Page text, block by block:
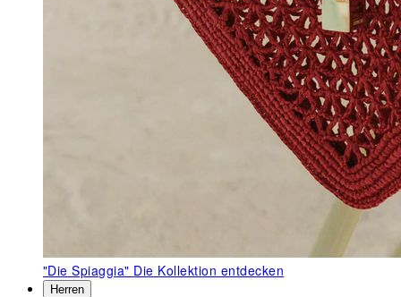
"Die Spiaggia" Die Kollektion entdecken
Herren